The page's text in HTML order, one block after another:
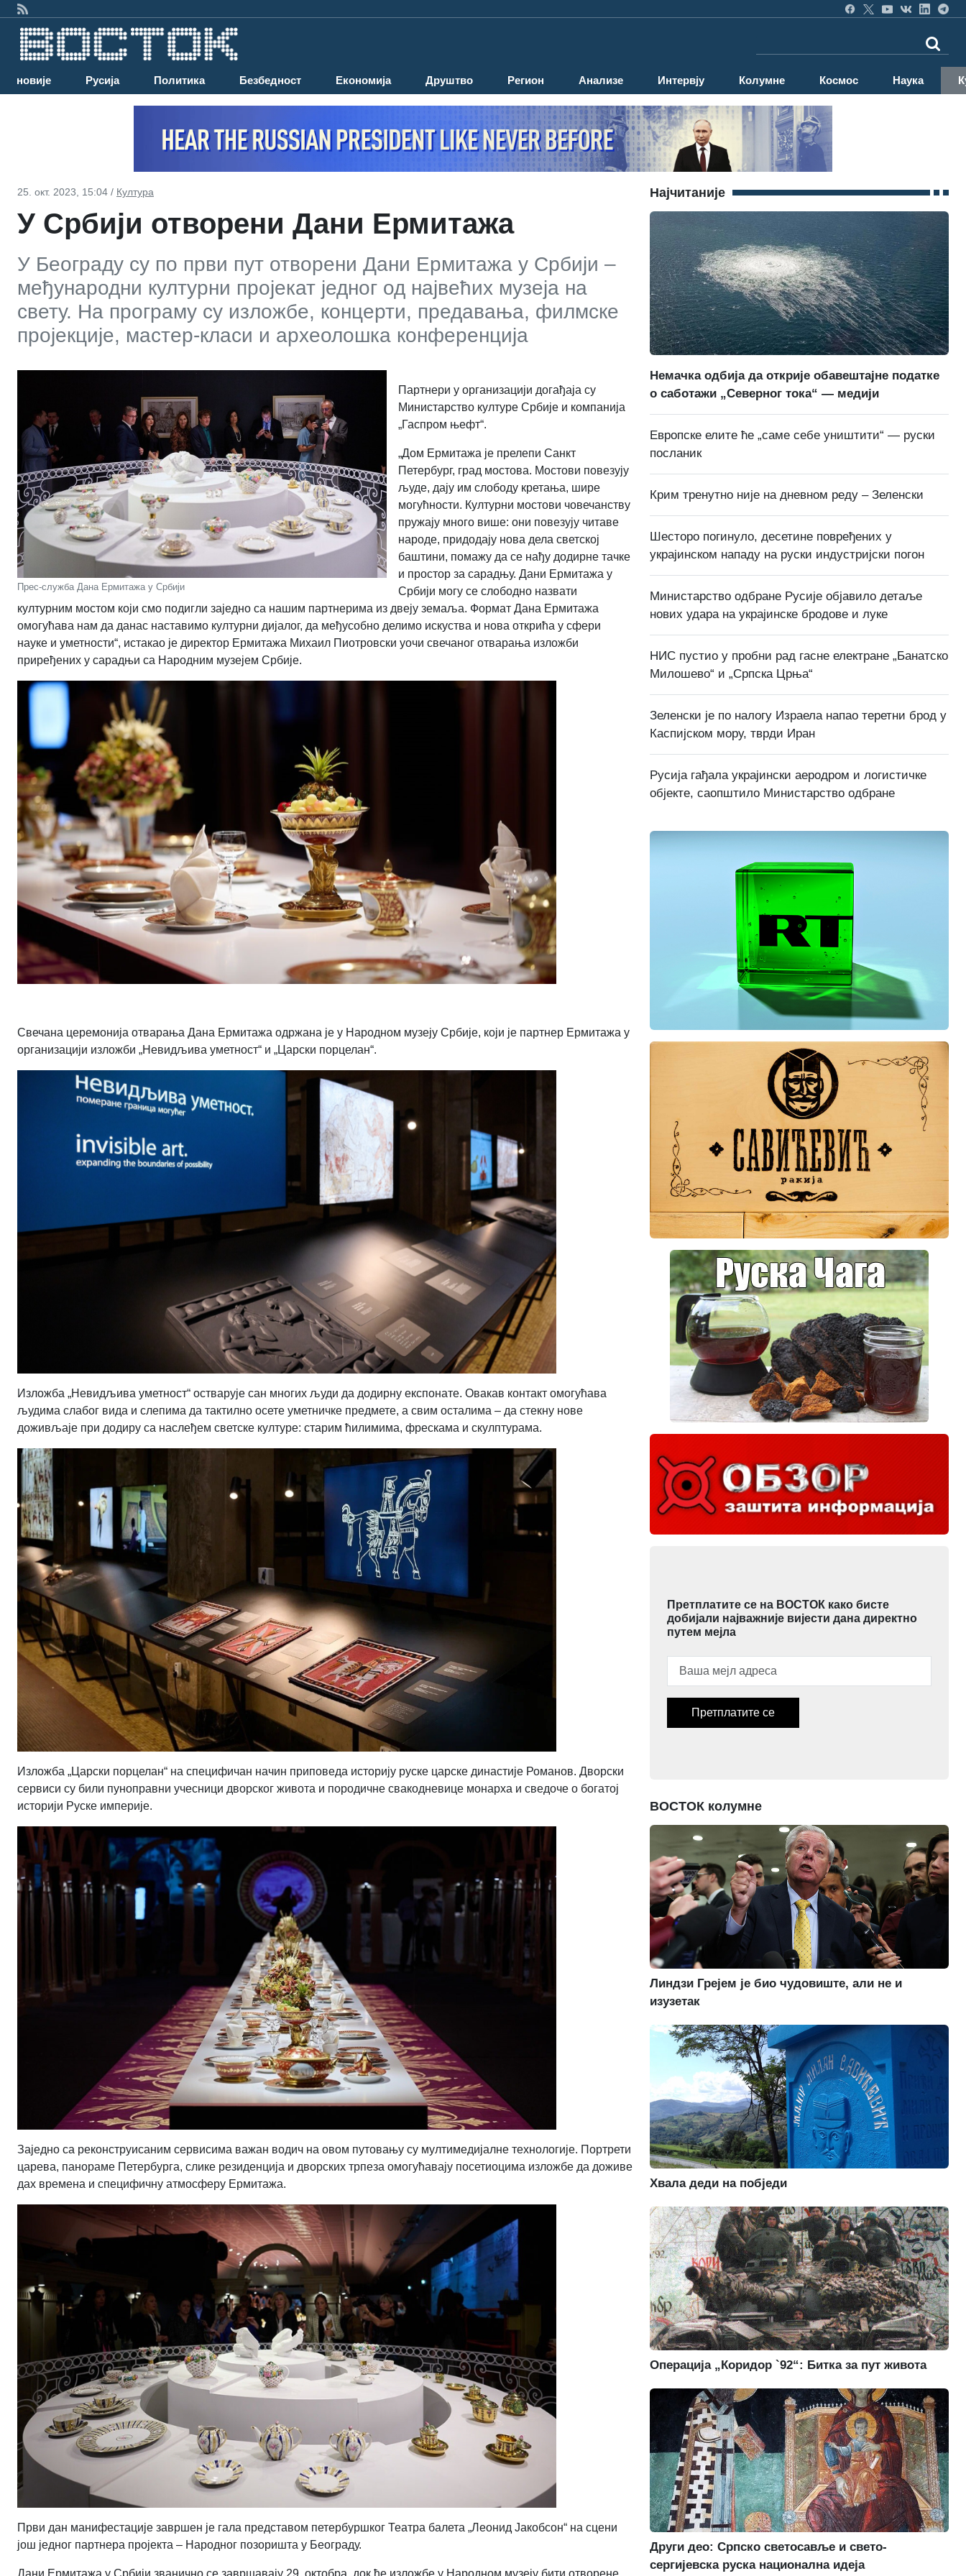
Најновије Русија Политика Безбедност Економија Друштво Регион Анализе Интервју Колумне Космос Наука
25. окт. 2023, 15:04 / Култура
У Србији отворени Дани Ермитажа
У Београду су по први пут отворени Дани Ермитажа у Србији –
међународни културни пројекат једног од највећих музеја на
свету. На програму су изложбе, концерти, предавања, филмске
пројекције, мастер-класи и археолошка конференција
Прес-служба Дана Ермитажа у Србији
Партнери у организацији догађаја су
Министарство културе Србије и компанија
„Гаспром њефт“.
„Дом Ермитажа је прелепи Санкт
Петербург, град мостова. Мостови повезују
људе, дају им слободу кретања, шире
могућности. Културни мостови човечанству
пружају много више: они повезују читаве
народе, придодају нова дела светскоj
баштини, помажу да се нађу додирне тачке
и простор за сарадњу. Дани Ермитажа у
Србији могу се слободно назвати
културним мостом који смо подигли заједно са нашим партнерима из двеју земаља. Формат Дана Ермитажа
омогућава нам да данас наставимо културни дијалог, да међусобно делимо искуства и нова открића у сфери
науке и уметности“, истакао је директор Ермитажа Михаил Пиотровски уочи свечаног отварања изложби
приређених у сарадњи са Народним музејем Србије.
Свечана церемонија отварања Дана Ермитажа одржана је у Народном музеју Србије, који је партнер Ермитажа у
организацији изложби „Невидљива уметност“ и „Царски порцелан“.
Изложба „Невидљива уметност“ остварује сан многих људи да додирну експонате. Овакав контакт омогућава
људима слабог вида и слепима да тактилно осете уметничке предмете, а свим осталима – да стекну нове
доживљаје при додиру са наслеђем светске културе: старим ћилимима, фрескама и скулптурама.
Изложба „Царски порцелан“ на специфичан начин приповеда историју руске царске династије Романов. Дворски
сервиси су били пуноправни учесници дворског живота и породичне свакодневице монарха и сведоче о богатој
историји Руске империје.
Заједно са реконструисаним сервисима важан водич на овом путовању су мултимедијалне технологије. Портрети
царева, панораме Петербурга, слике резиденција и дворских трпеза омогућавају посетиоцима изложбе да доживе
дах времена и специфичну атмосферу Ермитажа.
Први дан манифестације завршен је гала представом петербуршког Театра балета „Леонид Јакобсон“ на сцени
још једног партнера пројекта – Народног позоришта у Београду.
Дани Ермитажа у Србији званично се завршавају 29. октобра, док ће изложбе у Народном музеју бити отворене
Најчитаније
Немачка одбија да открије обавештајне податке
о саботажи „Северног тока“ — медији
Европске елите ће „саме себе уништити“ — руски
посланик
Крим тренутно није на дневном реду – Зеленски
Шесторо погинуло, десетине повређених у
украјинском нападу на руски индустријски погон
Министарство одбране Русије објавило детаље
нових удара на украјинске бродове и луке
НИС пустио у пробни рад гасне електране „Банатско
Милошево“ и „Српска Црња“
Зеленски је по налогу Израела напао теретни брод у
Каспијском мору, тврди Иран
Русија гађала украјински аеродром и логистичке
објекте, саопштило Министарство одбране
Претплатите се на ВОСТОК како бисте
добијали најважније вијести дана директно
путем мејла
Претплатите се
ВОСТОК колумне
Линдзи Грејем је био чудовиште, али не и
изузетак
Хвала деди на побједи
Операција „Коридор `92“: Битка за пут живота
Други део: Српско светосавље и свето-
сергијевска руска национална идеја